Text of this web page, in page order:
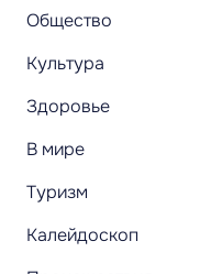
Общество
Культура
Здоровье
В мире
Туризм
Калейдоскоп